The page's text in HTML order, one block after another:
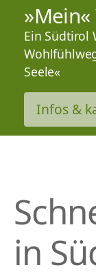
Ein Südtirol
Seele«
Infos &
in